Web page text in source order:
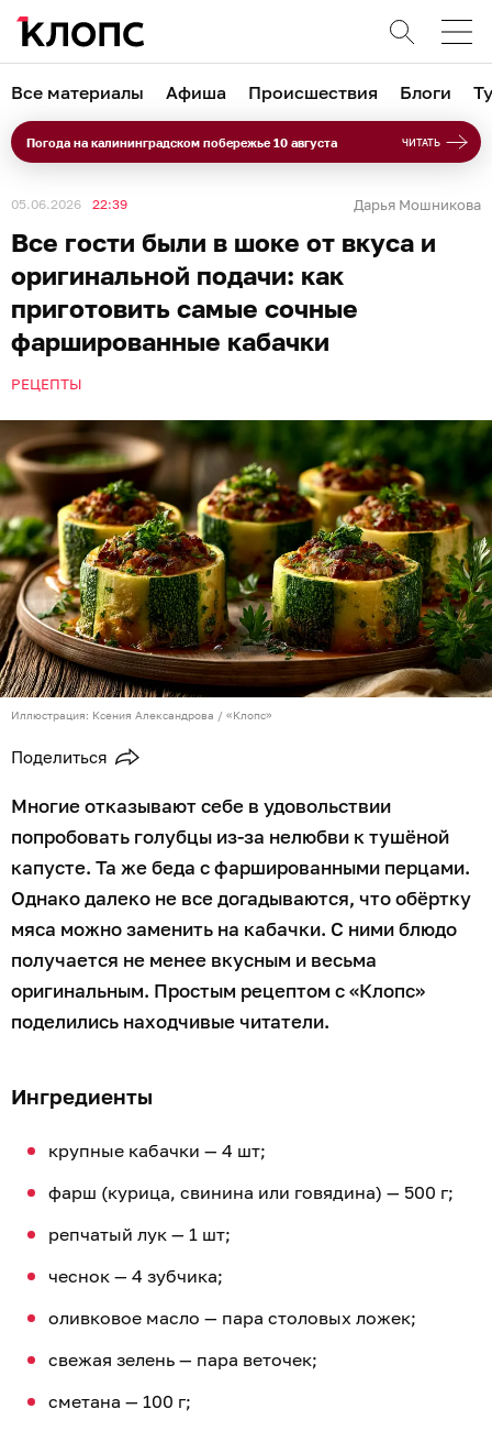
Все материалы Афиша Происшествия Блоги
Погода на калининградском побережье 10 августа ЧИТАТЬ
05.06.2026 22:39 Дарья Мошникова
Все гости были в шоке от вкуса и
оригинальной подачи: как
приготовить самые сочные
фаршированные кабачки
РЕЦЕПТЫ
Иллюстрация: Ксения Александрова / «Клопс»
Поделиться
Многие отказывают себе в удовольствии
попробовать голубцы из-за нелюбви к тушёной
капусте. Та же беда с фаршированными перцами.
Однако далеко не все догадываются, что обёртку
мяса можно заменить на кабачки. С ними блюдо
получается не менее вкусным и весьма
оригинальным. Простым рецептом с «Клопс»
поделились находчивые читатели.
Ингредиенты
крупные кабачки — 4 шт;
фарш (курица, свинина или говядина) — 500 г;
репчатый лук — 1 шт;
чеснок — 4 зубчика;
оливковое масло — пара столовых ложек;
свежая зелень — пара веточек;
сметана — 100 г;